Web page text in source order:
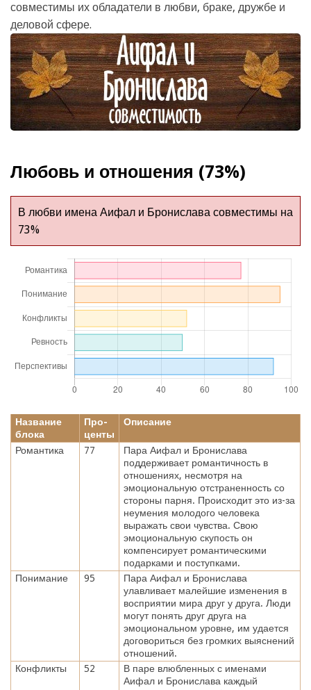
совместимы их обладатели в любви, браке, дружбе и
деловой сфере.
Любовь и отношения (73%)
В любви имена Аифал и Бронислава совместимы на
73%
Название
блока
Про-
центы
Описание
Романтика 77
Пара Аифал и Бронислава
поддерживает романтичность в
отношениях, несмотря на
эмоциональную отстраненность со
стороны парня. Происходит это из-за
неумения молодого человека
выражать свои чувства. Свою
эмоциональную скупость он
компенсирует романтическими
подарками и поступками.
Понимание
95
Пара Аифал и Бронислава
улавливает малейшие изменения в
восприятии мира друг у друга. Люди
могут понять друг друга на
эмоциональном уровне, им удается
договориться без громких выяснений
отношений.
Конфликты
52
В паре влюбленных с именами
Аифал и Бронислава каждый